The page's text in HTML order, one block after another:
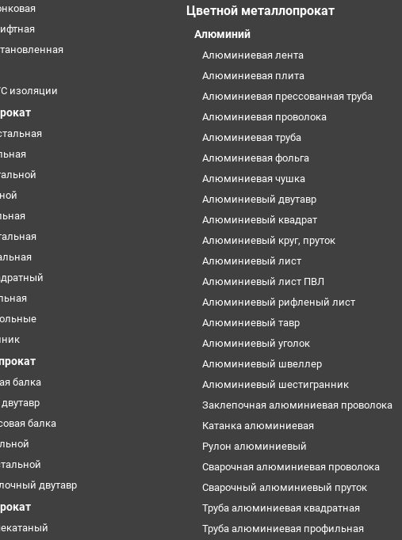
изоляции
балка
балка
двутавр
Цветной металлопрокат
Алюминий
Алюминиевая лента
Алюминиевая плита
Алюминиевая прессованная труба
Алюминиевая проволока
Алюминиевая труба
Алюминиевая фольга
Алюминиевая чушка
Алюминиевый двутавр
Алюминиевый квадрат
Алюминиевый круг, пруток
Алюминиевый лист
Алюминиевый лист ПВЛ
Алюминиевый рифленый лист
Алюминиевый тавр
Алюминиевый уголок
Алюминиевый швеллер
Алюминиевый шестигранник
Заклепочная алюминиевая проволока
Катанка алюминиевая
Рулон алюминиевый
Сварочная алюминиевая проволока
Сварочный алюминиевый пруток
Труба алюминиевая квадратная
Труба алюминиевая профильная